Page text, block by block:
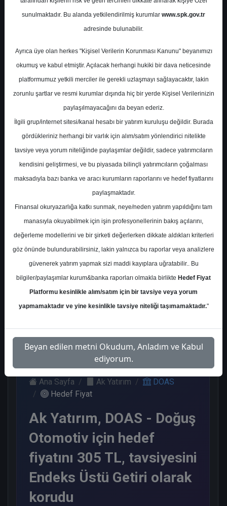
Getiri
%56.97
0
Get.
0
Salı, 12 Mayıs 2026
En Yüksek Tahmin 305,00 ₺
Ortalama Fiyat Tahmini 250,76 ₺
Ortalama Getiri Potansiyeli %29.06
Kurum Sayısı
14
Al
5
Tut
6
End.
Get.
1
Endeks
2
Salı, 12 Mayıs 2026
Ana Sayfa Ak Yatırım
DOAS
Hedef Fiyat
Ak Yatırım, DOAS - Doğuş
Otomotiv için hedef
fiyatını 305 TL, tavsiyesini
Endeks Üstü Getiri olarak
korudu
sunulmaktadır. Bu alanda yetkilendirilmiş kurumlar www.spk.gov.tr
adresinde bulunabilir.
Ayrıca üye olan herkes "Kişisel Verilerin Korunması Kanunu" beyanımızı
okumuş ve kabul etmiştir. Açılacak herhangi hukiki bir dava neticesinde
platformumuz yetkili merciler ile gerekli uzlaşmayı sağlayacaktır, lakin
zorunlu şartlar ve resmi kurumlar dışında hiç bir yerde Kişisel Verilerinizin
paylaşılmayacağını da beyan ederiz.
İlgili grup/internet sitesi/kanal hesabı bir yatırım kuruluşu değildir. Burada
gördükleriniz herhangi bir varlık için alım/satım yönlendirici nitelikte
tavsiye veya yorum niteliğinde paylaşımlar değildir, sadece yatırımcıların
kendisini geliştirmesi, ve bu piyasada bilinçli yatırımcıların çoğalması
maksadıyla bazı banka ve aracı kurumların raporlarını ve hedef fiyatlarını
paylaşmaktadır.
Finansal okuryazarlığa katkı sunmak, neye/neden yatırım yapıldığını tam
manasıyla okuyabilmek için işin profesyonellerinin bakış açılarını,
değerleme modellerini ve bir şirketi değerlerken dikkate aldıkları kriterleri
göz önünde bulundurabilirsiniz, lakin yalnızca bu raporlar veya analizlere
güvenerek yatırım yapmak sizi maddi kayıplara uğratabilir.. Bu
bilgiler/paylaşımlar kurum&banka raporları olmakla birlikte Hedef Fiyat
Platformu kesinlikle alım/satım için bir tavsiye veya yorum
yapmamaktadır ve yine kesinlikle tavsiye niteliği taşımamaktadır."
Beyan edilen metni Okudum, Anladım ve Kabul
ediyorum.